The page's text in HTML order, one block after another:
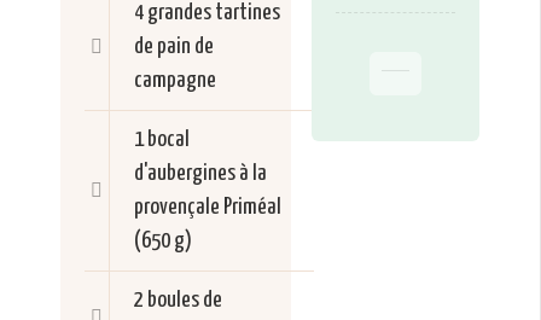
4 grandes tartines
de pain de
campagne
1 bocal
d'aubergines à la
provençale Priméal
(650 g)
2 boules de